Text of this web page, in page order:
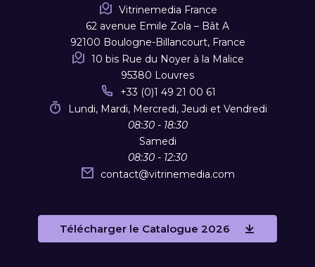
Vitrinemedia France
62 avenue Emile Zola – Bât A
92100 Boulogne-Billancourt, France
10 bis Rue du Noyer à la Malice
95380 Louvres
+33 (0)1 49 21 00 61
Lundi, Mardi, Mercredi, Jeudi et Vendredi
08:30 - 18:30
Samedi
08:30 - 12:30
contact@vitrinemedia.com
Télécharger le Catalogue 2026